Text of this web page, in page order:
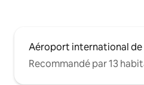
Aéroport international de
Recommandé par 13